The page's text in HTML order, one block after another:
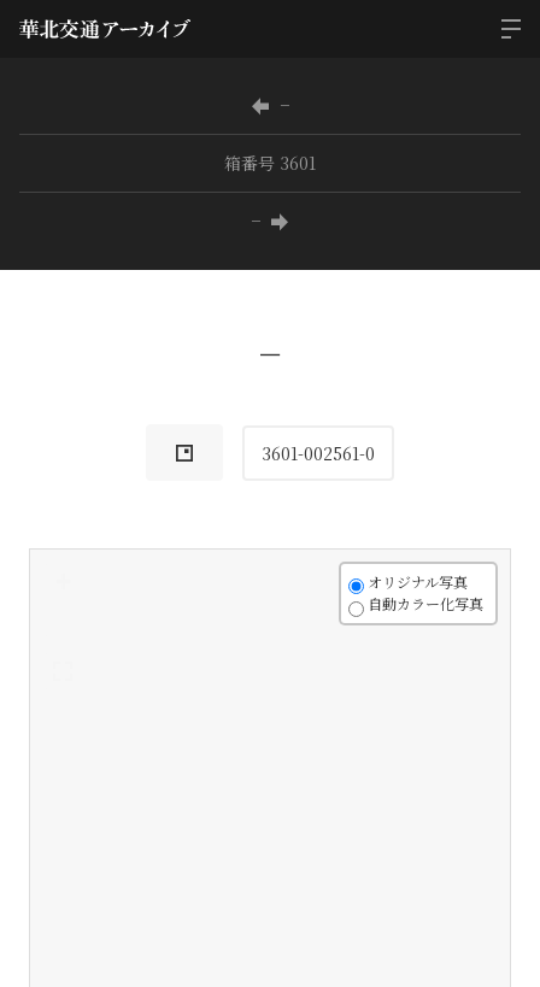
−
箱番号 3601
−
−
3601-002561-0
オリジナル写真
自動カラー化写真